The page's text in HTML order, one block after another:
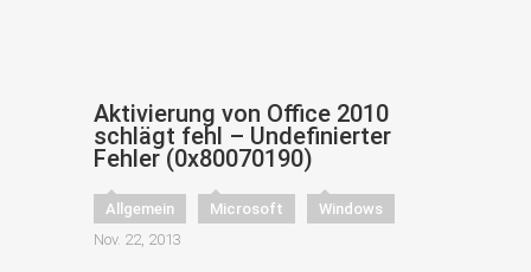
Aktivierung von Office 2010
schlägt fehl – Undefinierter
Fehler (0x80070190)
Allgemein Microsoft
Windows
Nov. 22, 2013